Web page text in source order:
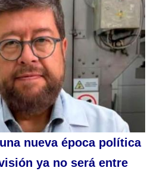
nueva época política
ya no será entre